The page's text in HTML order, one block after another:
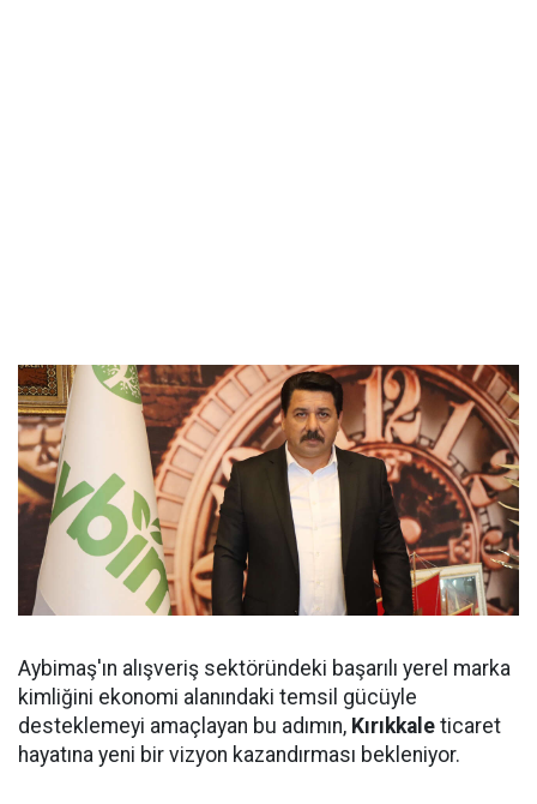
Aybimaş'ın alışveriş sektöründeki başarılı yerel marka
kimliğini ekonomi alanındaki temsil gücüyle
desteklemeyi amaçlayan bu adımın, Kırıkkale ticaret
hayatına yeni bir vizyon kazandırması bekleniyor.